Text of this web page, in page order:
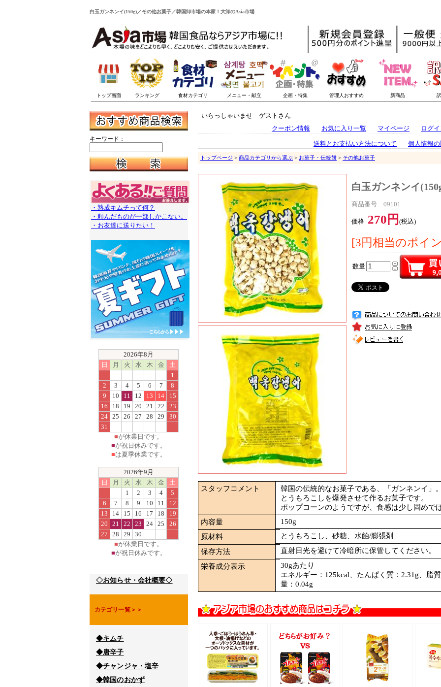
白玉ガンネンイ(150g)／その他お菓子／韓国卸市場の本家！大卸のAsia市場
キーワード：
・熟成キムチって何？
・頼んだものが一部しかこない。
・お友達に送りたい！
2026年8月
日
月 火 水 木 金
土
1
2
3 4 5 6 7
8
9
10 11 12 13 14
15
16
18 19 20 21 22
23
24 25 26 27 28 29
30
31
■が休業日です。
■が祝日休みです。
■は夏季休業です。
2026年9月
日
月 火 水 木 金
土
1
2 3 4
5
6
7 8 9 10 11
12
13
14 15 16 17 18
19
20
21 22 23 24 25
26
27
28 29
30
■が休業日です。
■が祝日休みです。
◇お知らせ・会社概要◇
カテゴリ一覧＞＞
◆キムチ
◆唐辛子
◆チャンジャ・塩辛
◆韓国のおかず
いらっしゃいませ ゲストさん
クーポン情報
お気に入り一覧 マイページ ログ
送料とお支払い方法について 個人情報
トップページ > 商品カテゴリから選ぶ > お菓子・伝統餅 > その他お菓子
白玉ガンネンイ
商品番号 09101
価格 270円 (税込)
[3円相当のポイ
数量
スタッフコメント
韓国の伝統的なお菓子である、「ガンネンイ」
とうもろこしを爆発させて作るお菓子です。
ポップコーンのようですが、食感は少し固めで
内容量
150g
原材料
とうもろこし、砂糖、水飴/膨張剤
保存方法
直射日光を避けて冷暗所に保管してください。
栄養成分表示
30gあたり
エネルギー：125kcal、たんぱく質：2.31g、脂
量：0.04g